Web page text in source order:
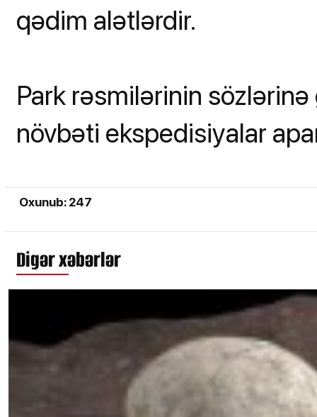
qədim alətlərdir.
Park rəsmilərinin
növbəti ekspedisiyalar
Oxunub: 247
Digər xəbərlər